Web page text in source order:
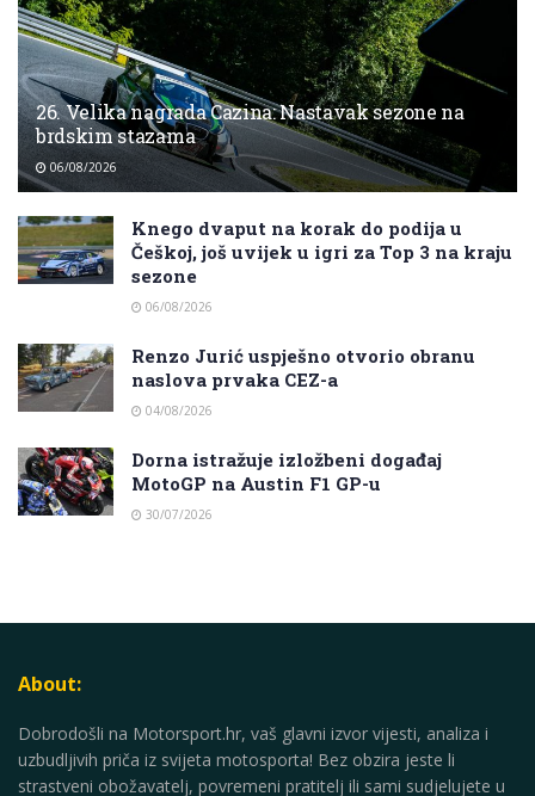
26. Velika nagrada Cazina: Nastavak sezone na
brdskim stazama
06/08/2026
Knego dvaput na korak do podija u
Češkoj, još uvijek u igri za Top 3 na kraju
sezone
06/08/2026
Renzo Jurić uspješno otvorio obranu
naslova prvaka CEZ-a
04/08/2026
Dorna istražuje izložbeni događaj
MotoGP na Austin F1 GP-u
30/07/2026
About:
Dobrodošli na Motorsport.hr, vaš glavni izvor vijesti, analiza i
uzbudljivih priča iz svijeta motosporta! Bez obzira jeste li
strastveni obožavatelj, povremeni pratitelj ili sami sudjelujete u